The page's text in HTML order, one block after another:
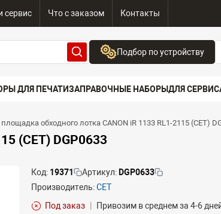
сервис Что с заказом Контакты
Подбор по устройству
Выберите бренд
ДЛЯ ПЕЧАТИЗАПРАВОЧНЫЕ НАБОРЫДЛЯ
обходного лотка CANON iR 1133 RL1-2115 (CET)
(CET) DGP0633
Код: 19371 Артикул: DGP0633
Производитель:CET
Под заказ
Привозим в среднем за 4-6